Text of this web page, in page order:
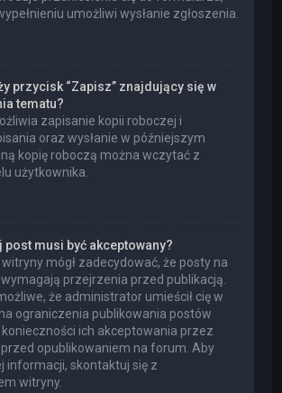
umożliwi wysłanie zgłoszenia.
przycisk “Zapisz” znajdujący się w
tematu?
zapisanie kopii roboczej i
oraz wysłanie w późniejszym
kopię roboczą można wczytać z
użytkownika.
post musi być akceptowany?
mógł zadecydować, że posty na
przejrzenia przed publikacją.
że administrator umieścił cię w
ograniczenia publikowania postów
ich akceptowania przez
opublikowaniem na forum. Aby
informacji, skontaktuj się z
witryny.